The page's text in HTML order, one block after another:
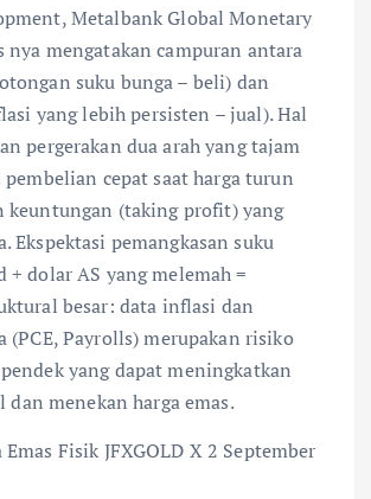
Metalbank Global Monetary
nya mengatakan campuran antara
suku bunga – beli) dan
yang lebih persisten – jual). Hal
pergerakan dua arah yang tajam
cepat saat harga turun
keuntungan (taking profit) yang
Ekspektasi pemangkasan suku
+ dolar AS yang melemah =
besar: data inflasi dan
(PCE, Payrolls) merupakan risiko
yang dapat meningkatkan
menekan harga emas.
Fisik JFXGOLD X 2 September